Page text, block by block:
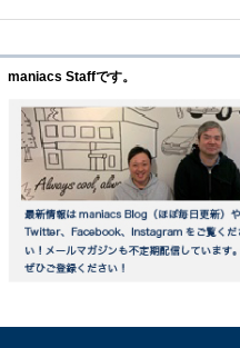
maniacs Staffです。